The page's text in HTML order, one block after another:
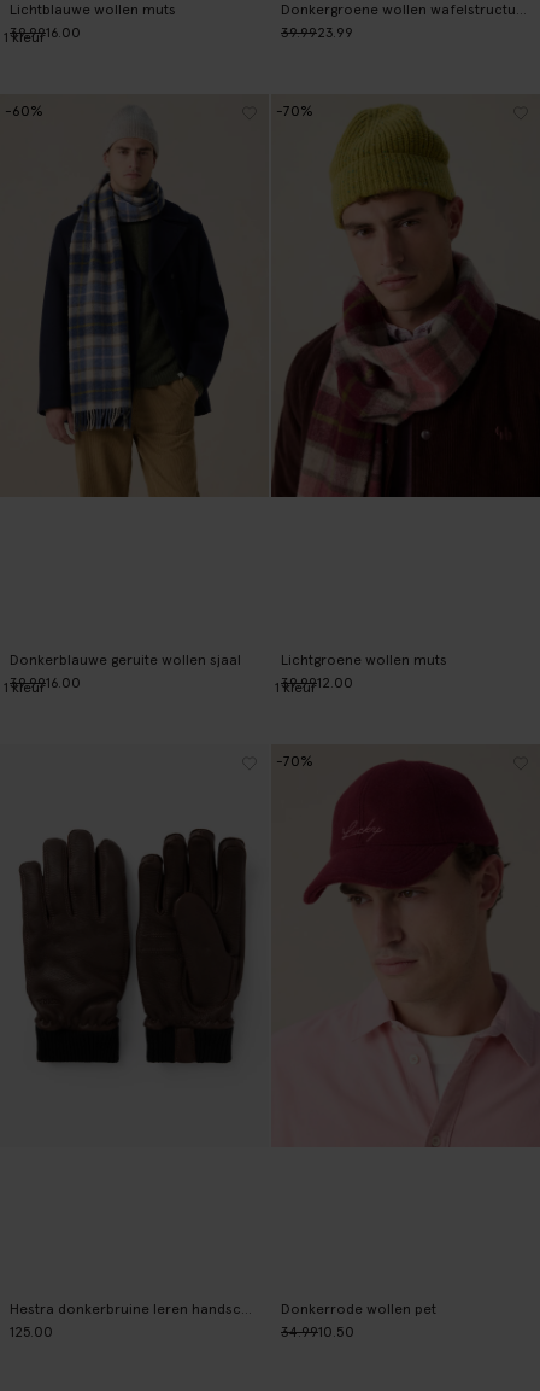
Lichtblauwe wollen muts
39.9916.00
1kleur
Donkergroene wollen wafelstructuur sjaal
39.9923.99
Donkerblauwe geruite wollen sjaal
39.9916.00
-60%
1kleur
Lichtgroene wollen muts
39.9912.00
-70%
1kleur
Hestra donkerbruine leren handschoenen
125.00
Donkerrode wollen pet
34.9910.50
-70%